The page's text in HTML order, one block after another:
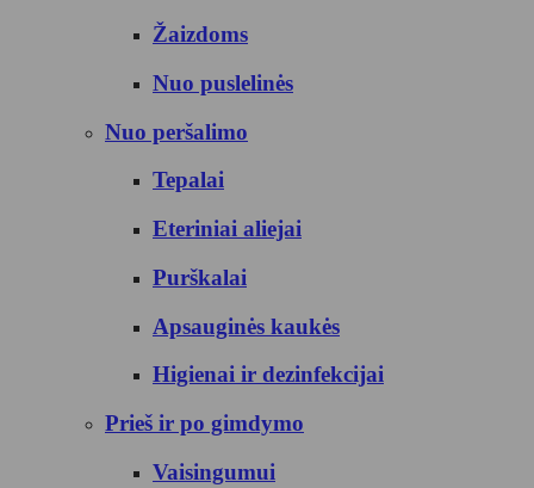
Žaizdoms
Nuo puslelinės
Nuo peršalimo
Tepalai
Eteriniai aliejai
Purškalai
Apsauginės kaukės
Higienai ir dezinfekcijai
Prieš ir po gimdymo
Vaisingumui